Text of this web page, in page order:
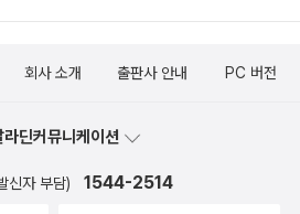
회사 소개 출판사 안내 PC 버전
딘커뮤니케이션
신자 부담) 1544-2514